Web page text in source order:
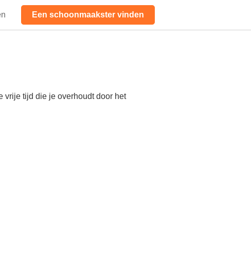
Een schoonmaakster vinden
vrije tijd die je overhoudt door het